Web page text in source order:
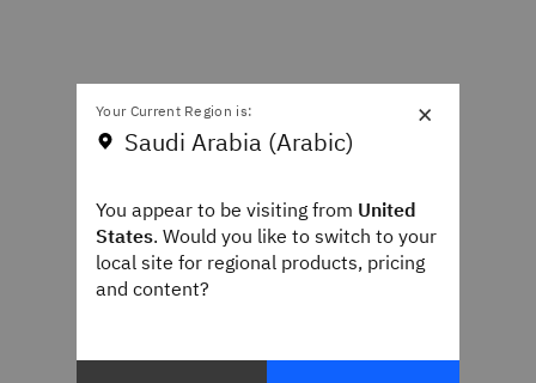
×
Your Current Region is:
Saudi Arabia (Arabic)
You appear to be visiting from United
States. Would you like to switch to your
local site for regional products, pricing
and content?